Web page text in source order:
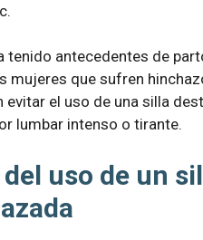
tenido antecedentes de
mujeres que sufren
evitar el uso de una silla
lumbar intenso o tirante.
uso de un